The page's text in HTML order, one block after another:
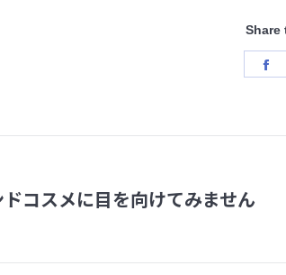
Share
コスメに目を向けてみません